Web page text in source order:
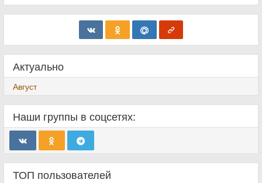
Актуально
Август
Наши группы в соцсетях:
ТОП пользователей